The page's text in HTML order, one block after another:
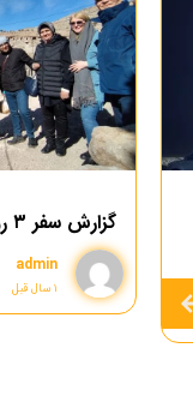
گزارش سفر ۳ روزه کرمان گردی
admin
۱ سال قبل